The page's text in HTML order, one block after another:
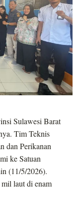
Sulawesi Barat
Tim Teknis
dan Perikanan
ke Satuan
(11/5/2026).
laut di enam